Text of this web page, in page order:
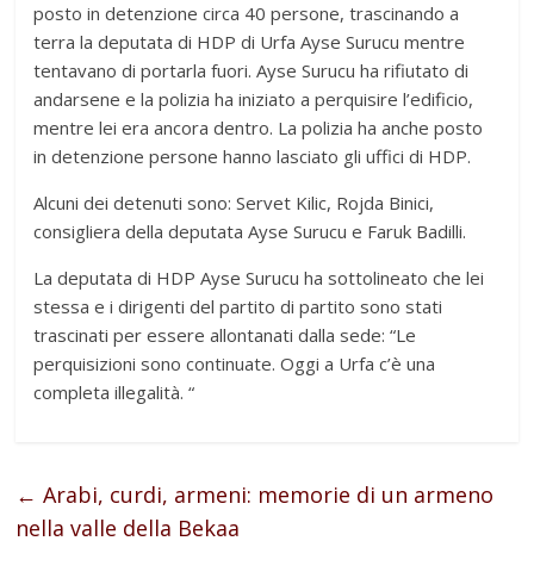
posto in detenzione circa 40 persone, trascinando a
terra la deputata di HDP di Urfa Ayse Surucu mentre
tentavano di portarla fuori. Ayse Surucu ha rifiutato di
andarsene e la polizia ha iniziato a perquisire l’edificio,
mentre lei era ancora dentro. La polizia ha anche posto
in detenzione persone hanno lasciato gli uffici di HDP.
Alcuni dei detenuti sono: Servet Kilic, Rojda Binici,
consigliera della deputata Ayse Surucu e Faruk Badilli.
La deputata di HDP Ayse Surucu ha sottolineato che lei
stessa e i dirigenti del partito di partito sono stati
trascinati per essere allontanati dalla sede: “Le
perquisizioni sono continuate. Oggi a Urfa c’è una
completa illegalità. “
← Arabi, curdi, armeni: memorie di un armeno
nella valle della Bekaa